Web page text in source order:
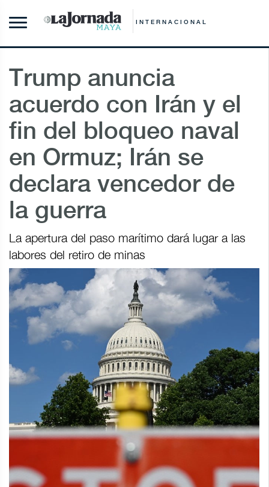
INTERNACIONAL
Trump anuncia
acuerdo con Irán y el
fin del bloqueo naval
en Ormuz; Irán se
declara vencedor de
la guerra
La apertura del paso marítimo dará lugar a las
labores del retiro de minas